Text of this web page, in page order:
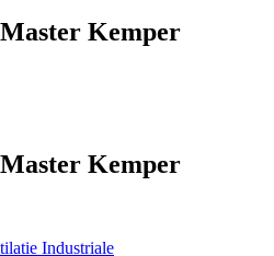
Kemper
Kemper
Industriale